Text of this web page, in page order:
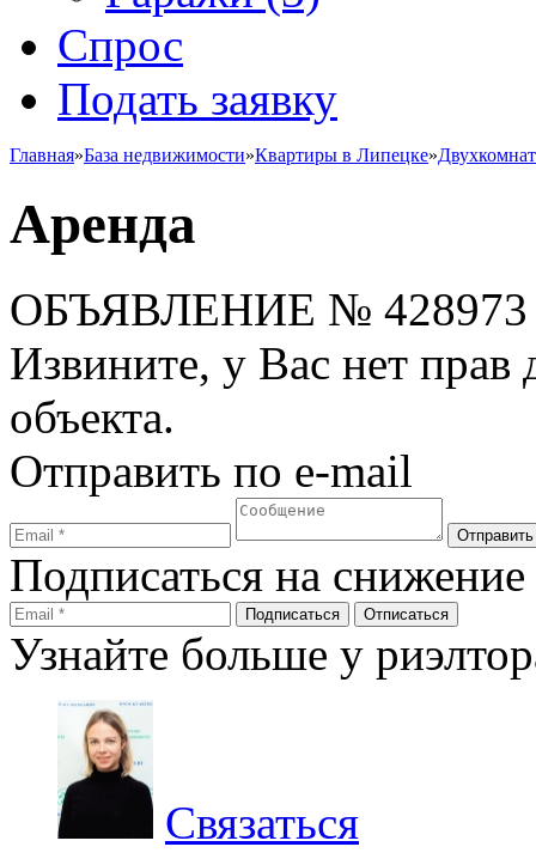
Спрос
Подать заявку
Главная»База недвижимости»Квартиры в Липецке»
Аренда
ОБЪЯВЛЕНИЕ № 428973
Извините, у Вас нет прав
объекта.
Отправить по e-mail
Подписаться на
Узнайте больше у
Связаться